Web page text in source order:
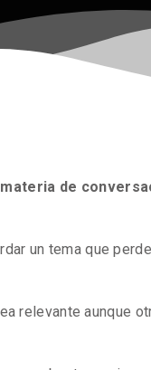
de
un tema que
relevante aunque